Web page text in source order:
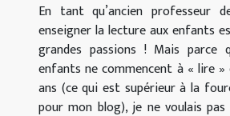
En tant qu’ancien professeur
enseigner la lecture aux enfants
grandes passions ! Mais parce
enfants ne commencent à « lire »
ans (ce qui est supérieur à la
pour mon blog), je ne voulais